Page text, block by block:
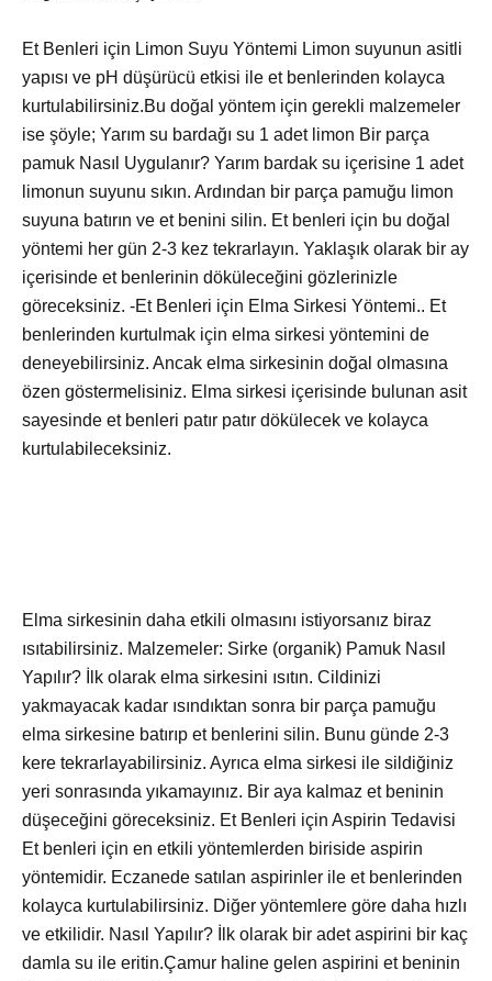
Et Benleri için Limon Suyu Yöntemi Limon suyunun asitli
yapısı ve pH düşürücü etkisi ile et benlerinden kolayca
kurtulabilirsiniz.Bu doğal yöntem için gerekli malzemeler
ise şöyle; Yarım su bardağı su 1 adet limon Bir parça
pamuk Nasıl Uygulanır? Yarım bardak su içerisine 1 adet
limonun suyunu sıkın. Ardından bir parça pamuğu limon
suyuna batırın ve et benini silin. Et benleri için bu doğal
yöntemi her gün 2-3 kez tekrarlayın. Yaklaşık olarak bir ay
içerisinde et benlerinin döküleceğini gözlerinizle
göreceksiniz. -Et Benleri için Elma Sirkesi Yöntemi.. Et
benlerinden kurtulmak için elma sirkesi yöntemini de
deneyebilirsiniz. Ancak elma sirkesinin doğal olmasına
özen göstermelisiniz. Elma sirkesi içerisinde bulunan asit
sayesinde et benleri patır patır dökülecek ve kolayca
kurtulabileceksiniz.
Elma sirkesinin daha etkili olmasını istiyorsanız biraz
ısıtabilirsiniz. Malzemeler: Sirke (organik) Pamuk Nasıl
Yapılır? İlk olarak elma sirkesini ısıtın. Cildinizi
yakmayacak kadar ısındıktan sonra bir parça pamuğu
elma sirkesine batırıp et benlerini silin. Bunu günde 2-3
kere tekrarlayabilirsiniz. Ayrıca elma sirkesi ile sildiğiniz
yeri sonrasında yıkamayınız. Bir aya kalmaz et beninin
düşeceğini göreceksiniz. Et Benleri için Aspirin Tedavisi
Et benleri için en etkili yöntemlerden biriside aspirin
yöntemidir. Eczanede satılan aspirinler ile et benlerinden
kolayca kurtulabilirsiniz. Diğer yöntemlere göre daha hızlı
ve etkilidir. Nasıl Yapılır? İlk olarak bir adet aspirini bir kaç
damla su ile eritin.Çamur haline gelen aspirini et beninin